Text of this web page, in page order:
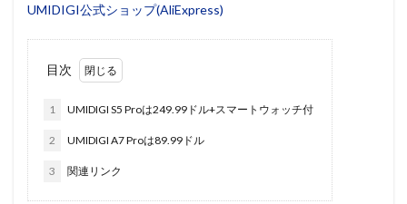
UMIDIGI公式ショップ(AliExpress)
目次
1 UMIDIGI S5 Proは249.99ドル+スマートウォッチ付
2 UMIDIGI A7 Proは89.99ドル
3 関連リンク